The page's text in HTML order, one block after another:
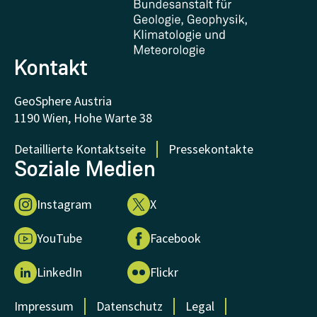
FAQ - Häufig gestellte Fragen
Forschung unterstützen
Kontakt
GeoSphere Austria
1190 Wien, Hohe Warte 38
Detaillierte Kontaktseite
Pressekontakte
Soziale Medien
Instagram X
YouTube Facebook
LinkedIn Flickr
Impressum Datenschutz
Legal